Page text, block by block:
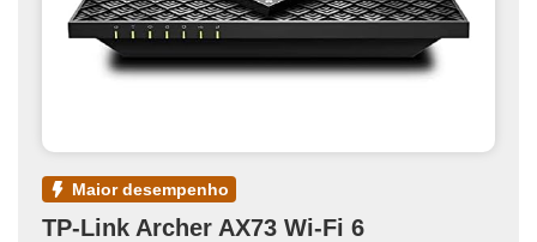
maior desempenho
TP-Link Archer AX73 Wi-Fi 6